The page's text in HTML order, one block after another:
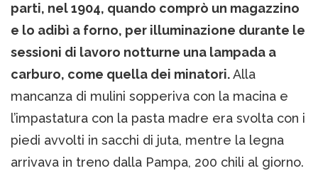
parti, nel 1904, quando comprò un magazzino
e lo adibì a forno, per illuminazione durante le
sessioni di lavoro notturne una lampada a
carburo, come quella dei minatori.Alla
mancanza di mulini sopperiva con la macina e
l’impastatura con la pasta madre era svolta con i
piedi avvolti in sacchi di juta, mentre la legna
arrivava in treno dalla Pampa, 200 chili al giorno.